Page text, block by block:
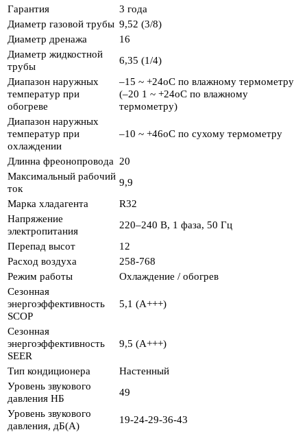
Гарантия
3 года
Диаметр газовой трубы 9,52 (3/8)
Диаметр дренажа
16
Диаметр жидкостной
трубы
6,35 (1/4)
Диапазон наружных
температур при
обогреве
–15 ~ +24oC по влажному термометру
(–20 1 ~ +24oC по влажному
термометру)
Диапазон наружных
температур при
охлаждении
–10 ~ +46oC по сухому термометру
Длинна фреонопровода 20
Максимальный рабочий
ток
9,9
Марка хладагента
R32
Напряжение
электропитания
220–240 B, 1 фаза, 50 Гц
Перепад высот
12
Расход воздуха
258-768
Режим работы
Охлаждение / обогрев
Сезонная
энергоэффективность
SCOP
5,1 (A+++)
Сезонная
энергоэффективность
SEER
9,5 (A+++)
Тип кондиционера
Настенный
Уровень звукового
давления НБ
49
Уровень звукового
давления, дБ(А)
19-24-29-36-43